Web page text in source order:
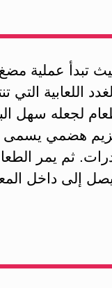
تبدأ عملية
اللعابية التي
لجعله سهل
هضمي يسمى
ثم يمر
إلى داخل